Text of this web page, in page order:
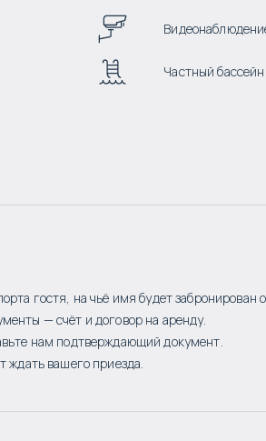
Частный бассейн
гостя, на чьё имя будет забронирован
— счёт и договор на аренду.
нам подтверждающий документ.
ждать вашего приезда.